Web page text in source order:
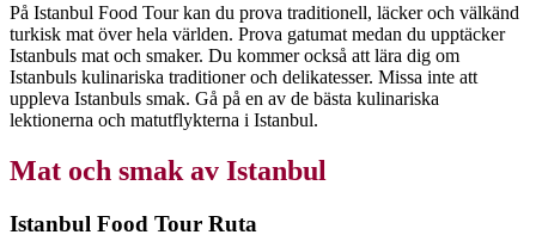
På Istanbul Food Tour kan du prova traditionell, läcker och välkänd
turkisk mat över hela världen. Prova gatumat medan du upptäcker
Istanbuls mat och smaker. Du kommer också att lära dig om
Istanbuls kulinariska traditioner och delikatesser. Missa inte att
uppleva Istanbuls smak. Gå på en av de bästa kulinariska
lektionerna och matutflykterna i Istanbul.
Mat och smak av Istanbul
Istanbul Food Tour Ruta